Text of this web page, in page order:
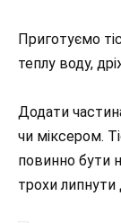
Приготуємо
теплу воду,
Додати
чи міксером.
повинно бути
трохи липнути